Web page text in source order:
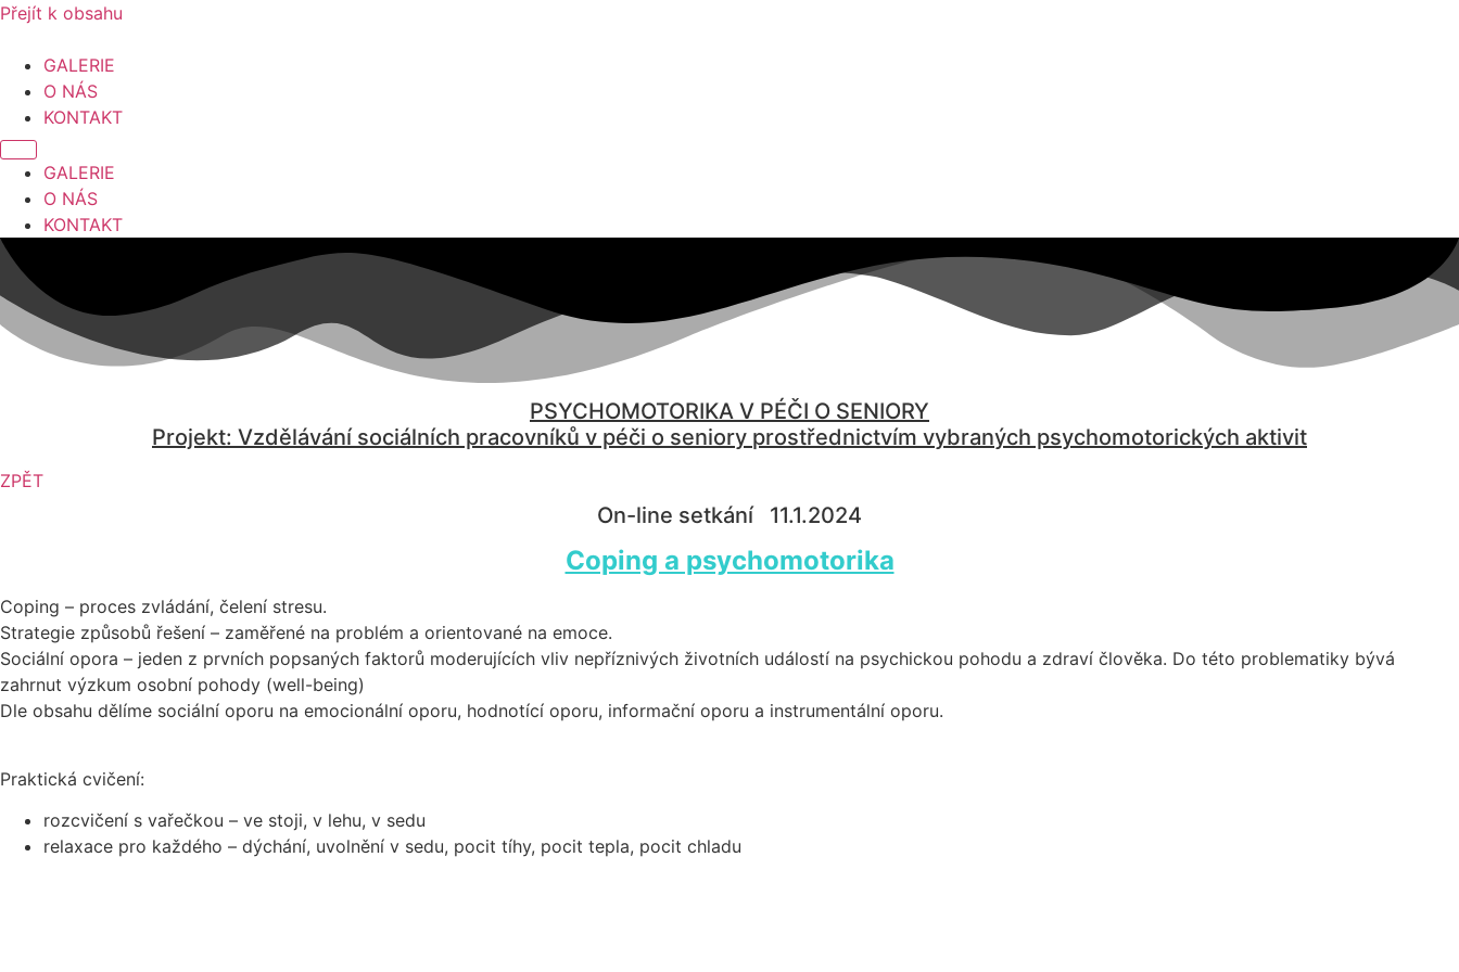
Přejít k obsahu
GALERIE
O NÁS
KONTAKT
GALERIE
O NÁS
KONTAKT
PSYCHOMOTORIKA V PÉČI O SENIORY
Projekt: Vzdělávání sociálních pracovníků v péči o seniory prostřednictvím vybraných psychomotorických aktivit
ZPĚT
On-line setkání 11.1.2024
Coping a psychomotorika
Coping – proces zvládání, čelení stresu.
Strategie způsobů řešení – zaměřené na problém a orientované na emoce.
Sociální opora – jeden z prvních popsaných faktorů moderujících vliv nepříznivých životních událostí na psychickou pohodu a zdraví člověka. Do této problematiky bývá
zahrnut výzkum osobní pohody (well-being)
Dle obsahu dělíme sociální oporu na emocionální oporu, hodnotící oporu, informační oporu a instrumentální oporu.
Praktická cvičení:
rozcvičení s vařečkou – ve stoji, v lehu, v sedu
relaxace pro každého – dýchání, uvolnění v sedu, pocit tíhy, pocit tepla, pocit chladu